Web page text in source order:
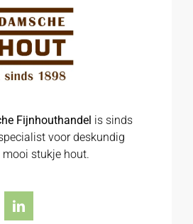
Fijnhouthandel is sinds
voor deskundig
mooi stukje hout.